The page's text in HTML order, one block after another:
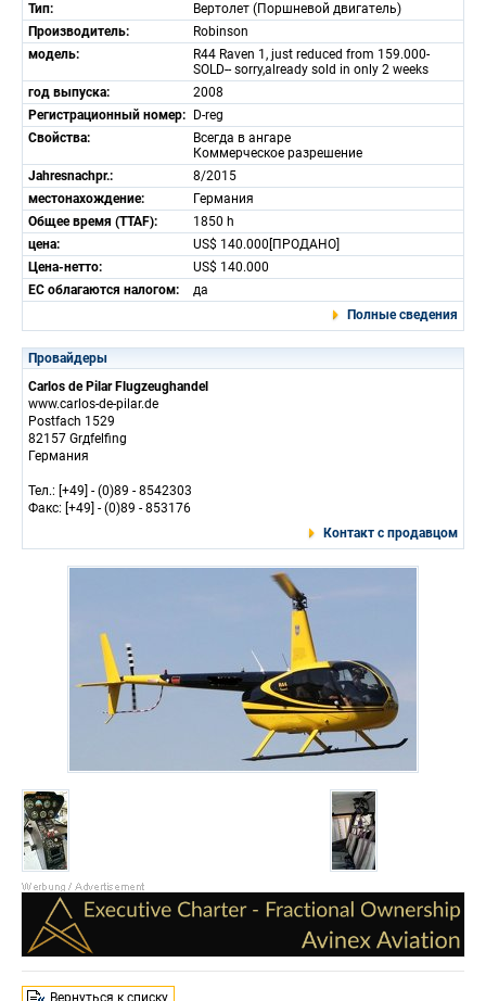
Тип:
Вертолет (Поршневой двигатель)
Производитель:
Robinson
модель:
R44 Raven 1, just reduced from 159.000-
SOLD-- sorry,already sold in only 2 weeks
год выпуска:
2008
Регистрационный номер:
D-reg
Свойства:
Всегда в ангаре
Коммерческое разрешение
Jahresnachpr.:
8/2015
местонахождение:
Германия
Общее время (TTAF):
1850 h
цена:
US$ 140.000[ПРОДАНО]
Цена-нетто:
US$ 140.000
ЕС облагаются налогом:
да
Полные сведения
Провайдеры
Carlos de Pilar Flugzeughandel
www.carlos-de-pilar.de
Postfach 1529
82157 Grдfelfing
Германия
Тел.: [+49] - (0)89 - 8542303
Факс: [+49] - (0)89 - 853176
Контакт с продавцом
Вернуться к списку